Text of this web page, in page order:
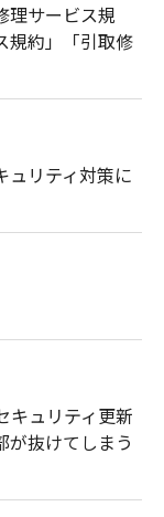
理サービス規
規約」「引取修
ュリティ対策に
キュリティ更新
が抜けてしまう